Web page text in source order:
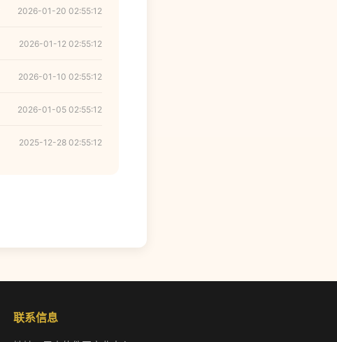
2026-01-20 02:55:12
2026-01-12 02:55:12
2026-01-10 02:55:12
2026-01-05 02:55:12
2025-12-28 02:55:12
联系信息